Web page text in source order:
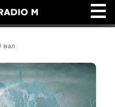
Сала: Перезавантаження
вал